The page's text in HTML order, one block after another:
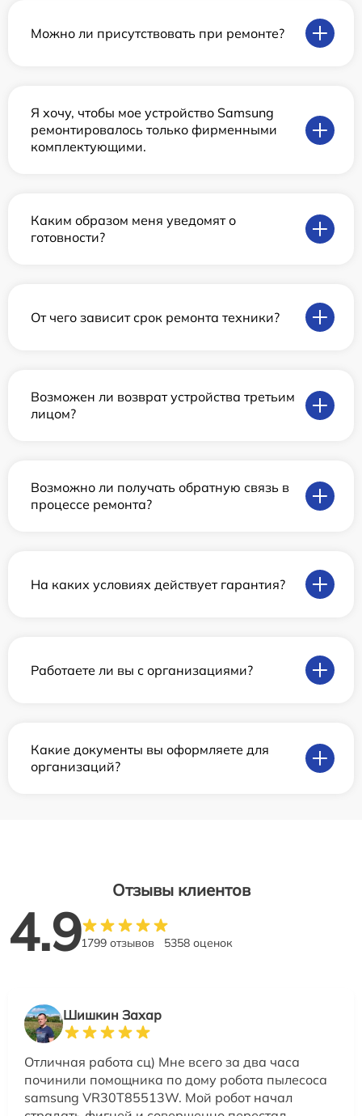
Можно ли присутствовать при ремонте?
Я хочу, чтобы мое устройство Samsung
ремонтировалось только фирменными
комплектующими.
Каким образом меня уведомят о
готовности?
От чего зависит срок ремонта техники?
Возможен ли возврат устройства третьим
лицом?
Возможно ли получать обратную связь в
процессе ремонта?
На каких условиях действует гарантия?
Работаете ли вы с организациями?
Какие документы вы оформляете для
организаций?
Отзывы клиентов
4.91799 отзывов 5358 оценок
Шишкин Захар
Отличная работа сц) Мне всего за два часа
починили помощника по дому робота пылесоса
samsung VR30T85513W. Мой робот начал